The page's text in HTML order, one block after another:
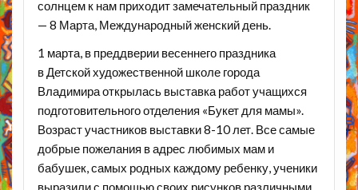
солнцем к нам приходит замечательный праздник
— 8 Марта, Международный женский день.
1 марта, в преддверии весеннего праздника
в Детской художественной школе города
Владимира открылась выставка работ учащихся
подготовительного отделения «Букет для мамы».
Возраст участников выставки 8-10 лет. Все самые
добрые пожелания в адрес любимых мам и
бабушек, самых родных каждому ребенку, ученики
выразили с помощью своих рисунков различными